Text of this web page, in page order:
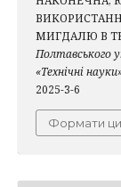
МИГДАЛЮ В
Полтавського
«Технічні
2025-3-6
Формати